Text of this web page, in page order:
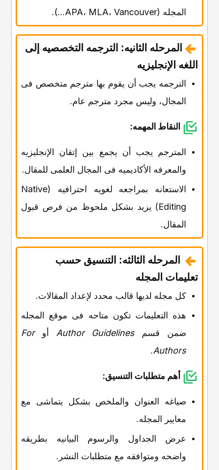
المجله (APA، MLA، Vancouver...).
المرحله الثانیه: الترجمه التخصصیه إلى
اللغه الإنجلیزیه
الترجمه یجب أن یقوم بها مترجم متخصص فی
المجال، ولیس مجرد مترجم عام.
النقاط المهمه:
المترجم یجب أن یجمع بین إتقان الإنجلیزیه
والمعرفه الأکادیمیه فی المجال العلمی للمقال.
الاستعانه بمراجعه لغویه احترافیه (Native
Editing) یزید بشکل ملحوظ من فرص قبول
المقال.
المرحله الثالثه: التنسیق حسب
تعلیمات المجله
کل مجله لدیها قالب محدد لإعداد المقالات.
هذه التعلیمات تکون متاحه فی موقع المجله
ضمن قسمAuthor Guidelines أوFor
Authors
.
أهم متطلبات التنسیق:
صیاغه العنوان والملخص بشکل یتماشى مع
معاییر المجله.
عرض الجداول والرسوم البیانیه بطریقه
واضحه ومتوافقه مع متطلبات النشر.